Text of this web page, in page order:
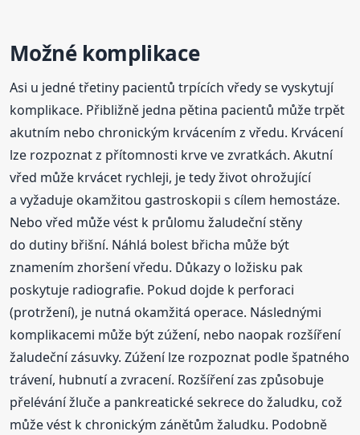
Možné komplikace
Asi u jedné třetiny pacientů trpících vředy se vyskytují
komplikace. Přibližně jedna pětina pacientů může trpět
akutním nebo chronickým krvácením z vředu. Krvácení
lze rozpoznat z přítomnosti krve ve zvratkách. Akutní
vřed může krvácet rychleji, je tedy život ohrožující
a vyžaduje okamžitou gastroskopii s cílem hemostáze.
Nebo vřed může vést k průlomu žaludeční stěny
do dutiny břišní. Náhlá bolest břicha může být
znamením zhoršení vředu. Důkazy o ložisku pak
poskytuje radiografie. Pokud dojde k perforaci
(protržení), je nutná okamžitá operace. Následnými
komplikacemi může být zúžení, nebo naopak rozšíření
žaludeční zásuvky. Zúžení lze rozpoznat podle špatného
trávení, hubnutí a zvracení. Rozšíření zas způsobuje
přelévání žluče a pankreatické sekrece do žaludku, což
může vést k chronickým zánětům žaludku. Podobně